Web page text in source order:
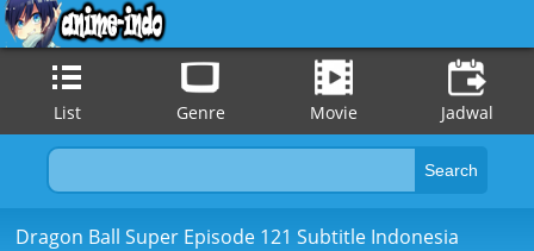
List Genre Movie Jadwal
Dragon Ball Super Episode 121 Subtitle Indonesia